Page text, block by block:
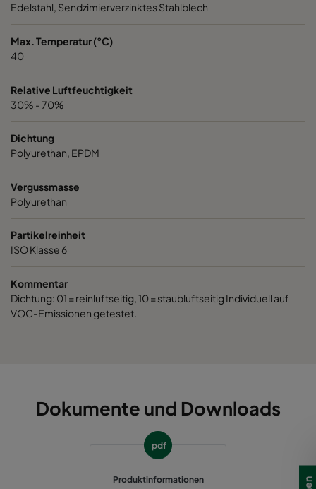
Edelstahl, Sendzimierverzinktes Stahlblech
Max. Temperatur (°C)
40
Relative Luftfeuchtigkeit
30% - 70%
Dichtung
Polyurethan, EPDM
Vergussmasse
Polyurethan
Partikelreinheit
ISO Klasse 6
Kommentar
Dichtung: 01 = reinluftseitig, 10 = staubluftseitig Individuell auf
VOC-Emissionen getestet.
Dokumente und Downloads
pdf
Produktinformationen